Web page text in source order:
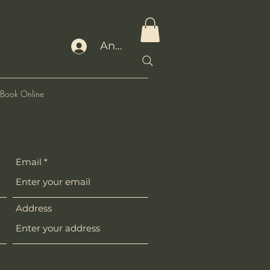
Anmelden
Book Online
Email
Address